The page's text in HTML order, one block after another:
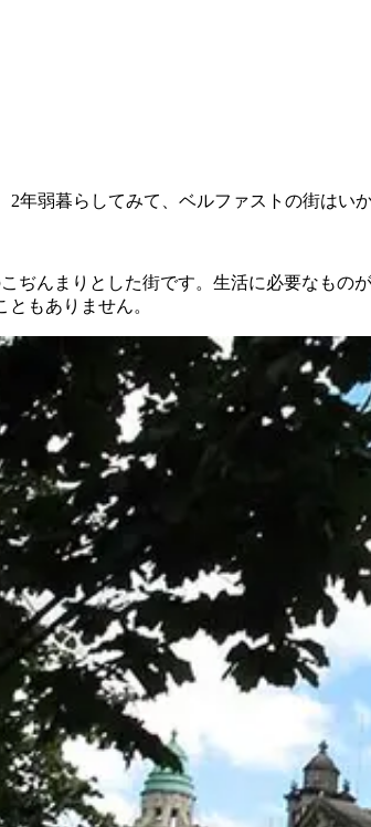
年弱暮らしてみて、ベルファストの街はい
ぢんまりとした街です。生活に必要なも
もありません。